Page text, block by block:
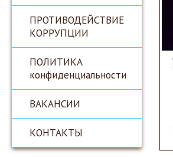
ПРОТИВОДЕЙСТВИЕ
КОРРУПЦИИ
ПОЛИТИКА
конфиденциальности
ВАКАНСИИ
КОНТАКТЫ